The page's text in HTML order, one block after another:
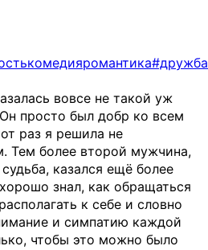
комедияромантика#дружба
вовсе не такой уж
просто был добр ко всем
раз я решила не
Тем более второй мужчина,
казался ещё более
знал, как обращаться
к себе и словно
и симпатию каждой
чтобы это можно было